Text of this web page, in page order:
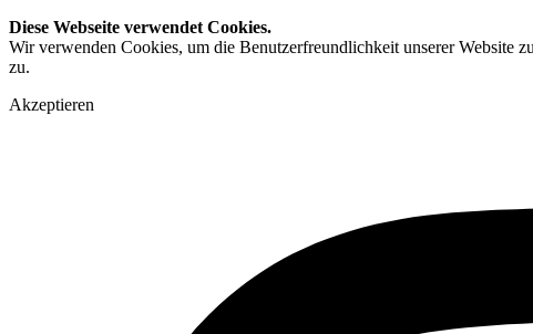
Diese Webseite verwendet Cookies.
Wir verwenden Cookies, um die Benutzerfreundlichkeit unserer Website
zu.
Akzeptieren